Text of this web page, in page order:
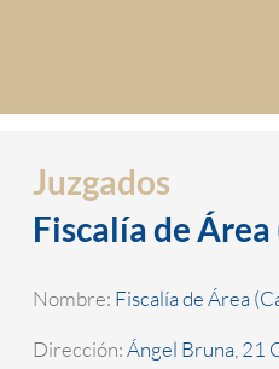
Juzgados
Fiscalía de
Nombre: Fiscalía de Área
Dirección:Ángel Bruna, 21